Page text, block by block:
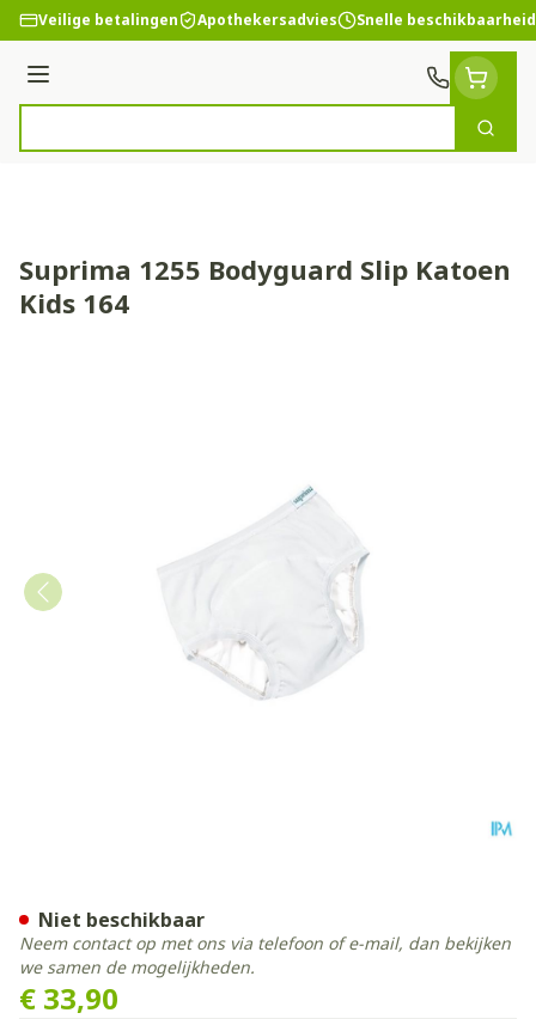
Ga naar de inhoud
Veilige betalingen Apothekersadvies Snelle beschikbaarheid
Menu
Zoek
Suprima 1255 Bodyguard Slip Katoen
Kids 164
€ 33,90
Niet beschikbaar
Neem contact op met ons via telefoon of e-mail, dan bekijken
we samen de mogelijkheden.